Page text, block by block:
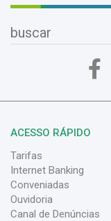
ACESSO RÁPIDO
Tarifas
Internet Banking
Conveniadas
Ouvidoria
Canal de Denúncias